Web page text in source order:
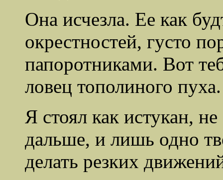
Она исчезла. Ее как
окрестностей, густо
папоротниками. Вот
ловец тополиного пуха.
Я стоял как истукан,
дальше, и лишь одно
делать резких